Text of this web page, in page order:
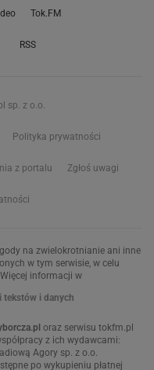
Tok.FM
RSS
sp. z o.o.
Polityka prywatności
z portalu Zgłoś uwagi
na zwielokrotnianie ani inne
w tym serwisie, w celu
informacji w
tekstów i danych
oraz serwisu tokfm.pl
z ich wydawcami:
Agory sp. z o.o.
po wykupieniu płatnej